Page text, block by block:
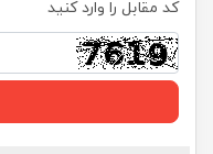
کد مقابل را وارد کنید